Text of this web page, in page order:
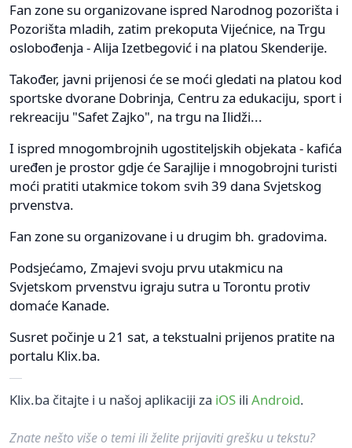
Fan zone su organizovane ispred Narodnog pozorišta i
Pozorišta mladih, zatim prekoputa Vijećnice, na Trgu
oslobođenja - Alija Izetbegović i na platou Skenderije.
Također, javni prijenosi će se moći gledati na platou kod
sportske dvorane Dobrinja, Centru za edukaciju, sport i
rekreaciju "Safet Zajko", na trgu na Ilidži...
I ispred mnogombrojnih ugostiteljskih objekata - kafića
uređen je prostor gdje će Sarajlije i mnogobrojni turisti
moći pratiti utakmice tokom svih 39 dana Svjetskog
prvenstva.
Fan zone su organizovane i u drugim bh. gradovima.
Podsjećamo, Zmajevi svoju prvu utakmicu na
Svjetskom prvenstvu igraju sutra u Torontu protiv
domaće Kanade.
Susret počinje u 21 sat, a tekstualni prijenos pratite na
portalu Klix.ba.
Klix.ba čitajte i u našoj aplikaciji za iOS ili Android.
Znate nešto više o temi ili želite prijaviti grešku u tekstu?